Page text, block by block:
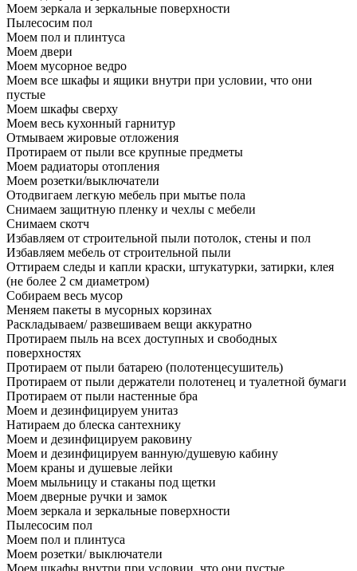
Моем зеркала и зеркальные поверхности
Пылесосим пол
Моем пол и плинтуса
Моем двери
Моем мусорное ведро
Моем все шкафы и ящики внутри при условии, что они
пустые
Моем шкафы сверху
Моем весь кухонный гарнитур
Отмываем жировые отложения
Протираем от пыли все крупные предметы
Моем радиаторы отопления
Моем розетки/выключатели
Отодвигаем легкую мебель при мытье пола
Снимаем защитную пленку и чехлы с мебели
Снимаем скотч
Избавляем от строительной пыли потолок, стены и пол
Избавляем мебель от строительной пыли
Оттираем следы и капли краски, штукатурки, затирки, клея
(не более 2 см диаметром)
Собираем весь мусор
Меняем пакеты в мусорных корзинах
Раскладываем/ развешиваем вещи аккуратно
Протираем пыль на всех доступных и свободных
поверхностях
Протираем от пыли батарею (полотенцесушитель)
Протираем от пыли держатели полотенец и туалетной бумаги
Протираем от пыли настенные бра
Моем и дезинфицируем унитаз
Натираем до блеска сантехнику
Моем и дезинфицируем раковину
Моем и дезинфицируем ванную/душевую кабину
Моем краны и душевые лейки
Моем мыльницу и стаканы под щетки
Моем дверные ручки и замок
Моем зеркала и зеркальные поверхности
Пылесосим пол
Моем пол и плинтуса
Моем розетки/ выключатели
Моем шкафы внутри при условии, что они пустые